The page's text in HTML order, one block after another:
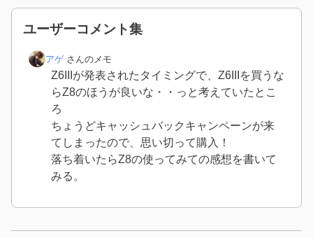
ユーザーコメント集
アゲ さんのメモ
Z6IIIが発表されたタイミングで、Z6IIIを買うな
らZ8のほうが良いな・・っと考えていたとこ
ろ
ちょうどキャッシュバックキャンペーンが来
てしまったので、思い切って購入！
落ち着いたらZ8の使ってみての感想を書いて
みる。